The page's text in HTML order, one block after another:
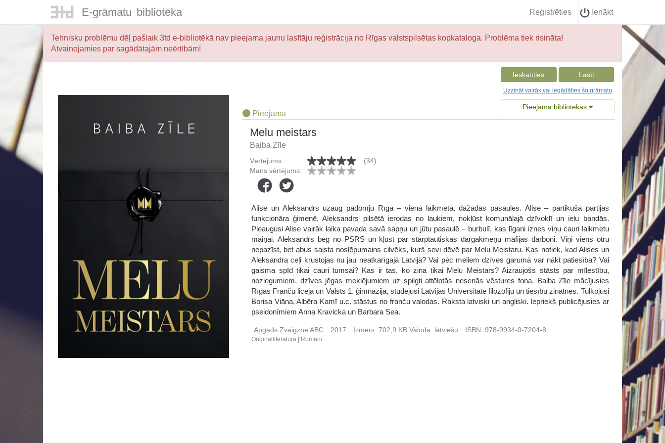
E-grāmatu bibliotēka Reģistrēties Ienākt
Tehnisku problēmu dēļ pašlaik 3td e-bibliotēkā nav pieejama jaunu lasītāju reģistrācija no Rīgas valstspilsētas kopkataloga. Problēma tiek risināta!
Atvainojamies par sagādātajām neērtībām!
Ieskatīties Lasīt
Uzzināt vairāk vai iegādāties šo grāmatu
Pieejama bibliotēkās
Pieejama
Melu meistars
Baiba Zīle
Vērtējums:
(34)
Mans vērtējums:
Alise un Aleksandrs uzaug padomju Rīgā – vienā laikmetā, dažādās pasaulēs. Alise – pārtikušā partijas
funkcionāra ģimenē. Aleksandrs pilsētā ierodas no laukiem, nokļūst komunālajā dzīvoklī un ielu bandās.
Pieaugusi Alise vairāk laika pavada savā sapņu un jūtu pasaulē – burbulī, kas līgani iznes viņu cauri laikmetu
maiņai. Aleksandrs bēg no PSRS un kļūst par starptautiskas dārgakmeņu mafijas darboni. Viņi viens otru
nepazīst, bet abus saista noslēpumains cilvēks, kurš sevi dēvē par Melu Meistaru. Kas notiek, kad Alises un
Aleksandra ceļi krustojas nu jau neatkarīgajā Latvijā? Vai pēc meliem dzīves garumā var nākt patiesība? Vai
gaisma spīd tikai cauri tumsai? Kas ir tas, ko zina tikai Melu Meistars? Aizraujošs stāsts par mīlestību,
noziegumiem, dzīves jēgas meklējumiem uz spilgti attēlotās nesenās vēstures fona. Baiba Zīle mācījusies
Rīgas Franču licejā un Valsts 1. ģimnāzijā, studējusi Latvijas Universitātē filozofiju un tiesību zinātnes. Tulkojusi
Borisa Viāna, Albēra Kamī u.c. stāstus no franču valodas. Raksta latviski un angliski. Iepriekš publicējusies ar
pseidonīmiem Anna Kravicka un Barbara Sea.
Apgāds Zvaigzne ABC 2017 Izmērs: 702,9 KBValoda: latviešu ISBN: 978-9934-0-7204-8
Oriģinālliteratūra Romāni